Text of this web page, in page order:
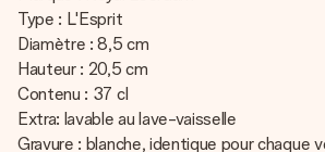
Type : L'Esprit
Diamètre : 8,5 cm
Hauteur : 20,5 cm
Contenu : 37 cl
Extra: lavable au lave-vaisselle
Gravure : blanche, identique pour chaque